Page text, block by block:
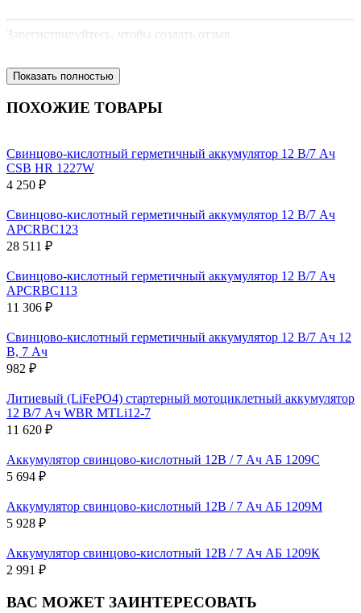
Зарегистрируйтесь, чтобы создать отзыв.
Показать полностью
ПОХОЖИЕ ТОВАРЫ
Свинцово-кислотный герметичный аккумулятор 12 В/7 Ач
CSB HR 1227W
4 250 ₽
Свинцово-кислотный герметичный аккумулятор 12 В/7 Ач
APCRBC123
28 511 ₽
Свинцово-кислотный герметичный аккумулятор 12 В/7 Ач
APCRBC113
11 306 ₽
Свинцово-кислотный герметичный аккумулятор 12 В/7 Ач 12
В, 7 Ач
982 ₽
Литиевый (LiFePO4) стартерный мотоциклетный аккумулятор
12 В/7 Ач WBR MTLi12-7
11 620 ₽
Аккумулятор свинцово-кислотный 12В / 7 Ач АБ 1209С
5 694 ₽
Аккумулятор свинцово-кислотный 12В / 7 Ач АБ 1209М
5 928 ₽
Аккумулятор свинцово-кислотный 12В / 7 Ач АБ 1209К
2 991 ₽
ВАС МОЖЕТ ЗАИНТЕРЕСОВАТЬ